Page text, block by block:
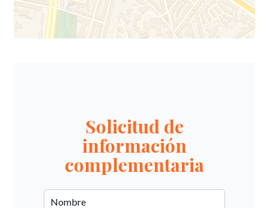
Solicitud de
información
complementaria